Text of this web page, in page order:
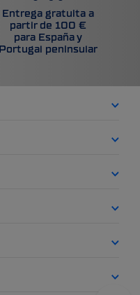
Entrega gratuita a
partir de 100 €
para España y
Portugal peninsular